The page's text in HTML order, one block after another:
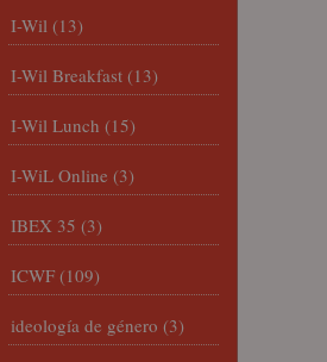
I-Wil (13)
I-Wil Breakfast (13)
I-Wil Lunch (15)
I-WiL Online (3)
IBEX 35 (3)
ICWF (109)
ideología de género (3)